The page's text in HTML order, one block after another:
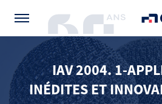
IAV 2004. 1-
INÉDITES ET